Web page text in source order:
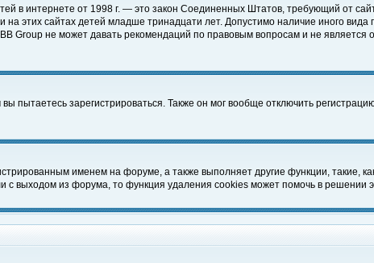
в интернете от 1998 г. — это закон Соединенных Штатов, требующий от
этих сайтах детей младше тринадцати лет. Допустимо наличие иного
Group не может давать рекомендаций по правовым вопросам и не является
пытаетесь зарегистрироваться. Также он мог вообще отключить
именем на форуме, а также выполняет другие функции, такие,
выходом из форума, то функция удаления cookies может помочь в решении